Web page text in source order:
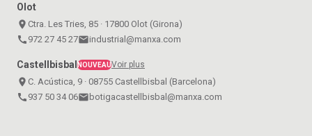
Olot
place Ctra. Les Tries, 85 · 17800 Olot (Girona)
call 972 27 45 27emailindustrial@manxa.com
Castellbisbal NOUVEAUVoir plus
place C. Acústica, 9 · 08755 Castellbisbal (Barcelona)
call 937 50 34 06email botigacastellbisbal@manxa.com